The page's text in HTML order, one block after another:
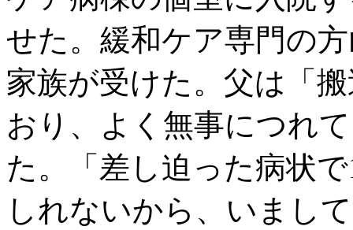
せた。緩和ケア専門の
家族が受けた。父は「
おり、よく無事につれ
た。「差し迫った病状
しれないから、いまし